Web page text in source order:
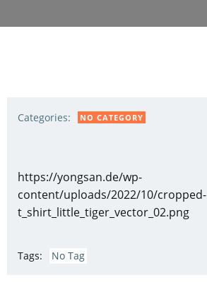
Categories: NO CATEGORY
https://yongsan.de/wp-
content/uploads/2022/10/cropped-
t_shirt_little_tiger_vector_02.png
Tags: No Tag